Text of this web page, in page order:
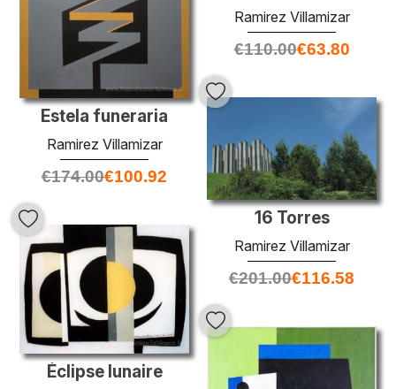
Ramirez Villamizar
€110.00€63.80
Estela funeraria
Ramirez Villamizar
€174.00€100.92
16 Torres
Ramirez Villamizar
€201.00€116.58
Éclipse lunaire